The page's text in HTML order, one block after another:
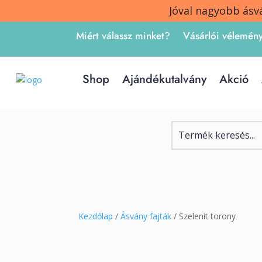
Jóval nagyobb
Miért válassz minket?
Vásárlói
Shop Ajándékutalvány Akció
Kezdőlap /Ásvány fajták / Szelenit torony